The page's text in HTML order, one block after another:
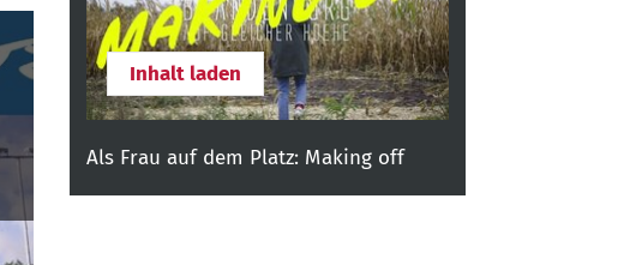
Inhalt laden
Als Frau auf dem Platz: Making off